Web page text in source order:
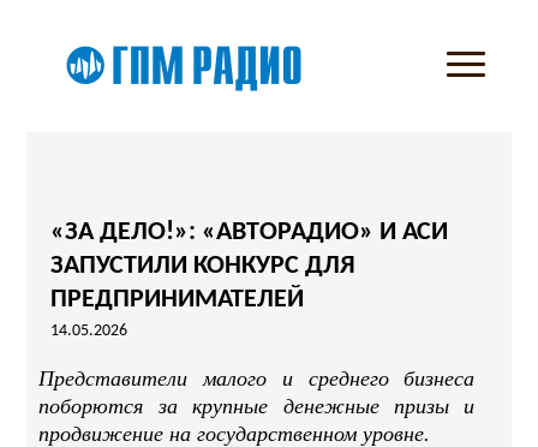
«ЗА ДЕЛО!»: «АВТОРАДИО» И АСИ
ЗАПУСТИЛИ КОНКУРС ДЛЯ
ПРЕДПРИНИМАТЕЛЕЙ
14.05.2026
Представители малого и среднего бизнеса
поборются за крупные денежные призы и
продвижение на государственном уровне.